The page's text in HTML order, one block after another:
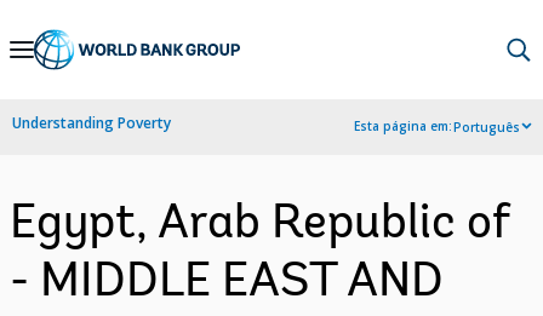
Skip
Navigation
Understanding Poverty Esta página em:Português
Egypt, Arab Republic of
- MIDDLE EAST AND